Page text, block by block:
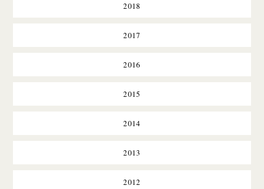
2018
2017
2016
2015
2014
2013
2012